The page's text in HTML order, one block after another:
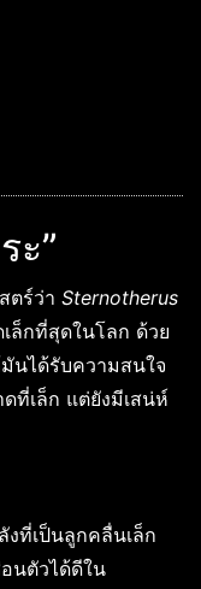
ะ”
ตร์ว่า Sternotherus
ล็กที่สุดในโลก ด้วย
มันได้รับความสนใจ
ที่เล็ก แต่ยังมีเสน่ห์
ที่เป็นลูกคลื่นเล็ก
นตัวได้ดีใน